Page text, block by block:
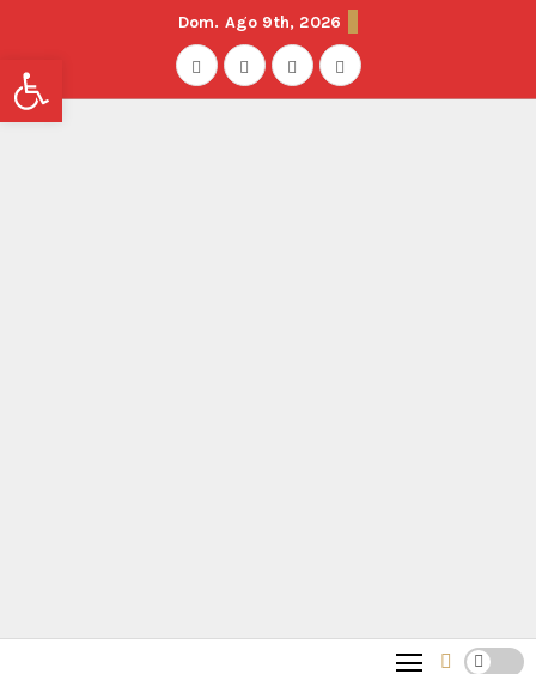
Dom. Ago 9th, 2026
Abrir barra de herramientas